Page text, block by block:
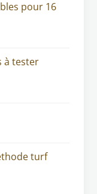
pour 16
à tester
turf